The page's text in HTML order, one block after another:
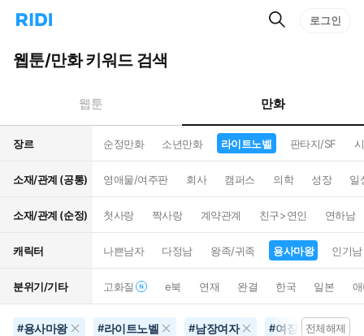
리
홈
으
턴
트
검
로그인
웹툰/만화 키워드 검색
웹툰 만화
장르 순정만화 소년만화 라이트노벨 판타지/SF
소재/관계 (공통) 영애물/여주판 회사 캠퍼스 의학 성장 일
소재/관계 (순정) 첫사랑 짝사랑 계약관계 친구>연인 연하남
캐릭터 나쁜남자 다정남 왕족/귀족 용사마왕 인기남
분위기/기타 고화질 e북 연재 완결 한국 일본
#용사마왕 #라이트노벨 #남장여자 #여장남자전체해제